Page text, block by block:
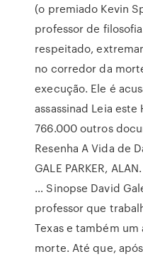
(o premiado Kevin
professor de
respeitado,
no corredor da
execução. Ele é
assassinad Leia este
766.000 outros
Resenha A Vida de
GALE PARKER,
… Sinopse David
professor que
Texas e também
morte. Até que,